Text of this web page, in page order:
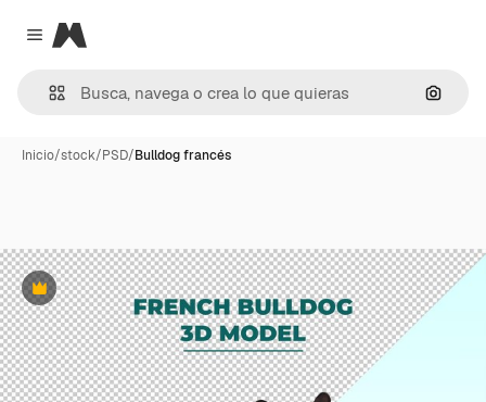
Close menu
Magnific
Inicio/stock/PSD/Bulldog francés
Premium